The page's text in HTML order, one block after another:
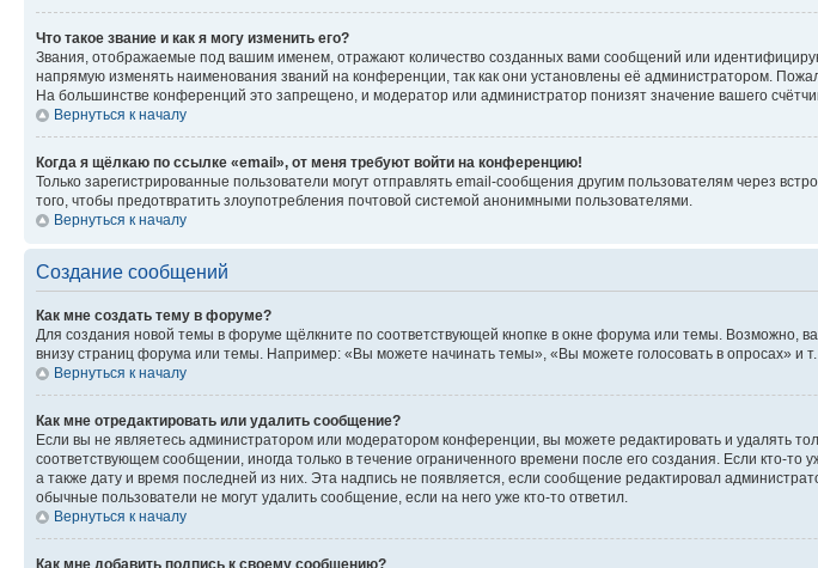
Что такое звание и как я могу изменить его?
Звания, отображаемые под вашим именем, отражают количество созданных вами сообщений или
напрямую изменять наименования званий на конференции, так как они установлены её администратором.
На большинстве конференций это запрещено, и модератор или администратор понизят значение вашего
Вернуться к началу
Когда я щёлкаю по ссылке «email», от меня требуют войти на конференцию!
Только зарегистрированные пользователи могут отправлять email-сообщения другим пользователям через
того, чтобы предотвратить злоупотребления почтовой системой анонимными пользователями.
Вернуться к началу
Создание сообщений
Как мне создать тему в форуме?
Для создания новой темы в форуме щёлкните по соответствующей кнопке в окне форума или темы. Возможно,
внизу страниц форума или темы. Например: «Вы можете начинать темы», «Вы можете голосовать в опросах» и т.
Вернуться к началу
Как мне отредактировать или удалить сообщение?
Если вы не являетесь администратором или модератором конференции, вы можете редактировать и удалять
соответствующем сообщении, иногда только в течение ограниченного времени после его создания. Если кто-
а также дату и время последней из них. Эта надпись не появляется, если сообщение редактировал
обычные пользователи не могут удалить сообщение, если на него уже кто-то ответил.
Вернуться к началу
Как мне добавить подпись к своему сообщению?